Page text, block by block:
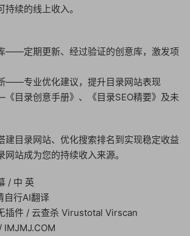
续的线上收入。
——定期更新、经过验证的创意库，激发项
——专业优化建议，提升目录网站表现
目录创意手册》、《目录SEO精要》及未
建目录网站、优化搜索排名到实现稳定收益
站成为您的持续收入来源。
/ 中 英
自行AI翻译
插件 / 云查杀 Virustotal Virscan
IMJMJ.COM